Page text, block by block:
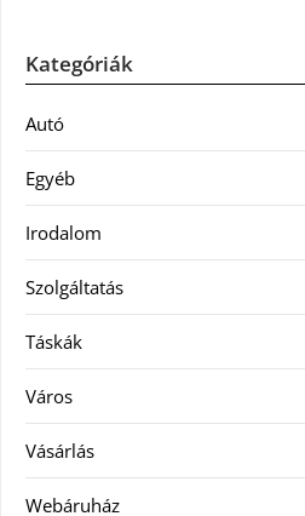
Kategóriák
Autó
Egyéb
Irodalom
Szolgáltatás
Táskák
Város
Vásárlás
Webáruház